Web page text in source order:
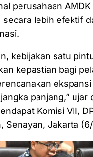
perusahaan
secara lebih efektif
kebijakan satu
kepastian bagi
panjang,” ujar
Komisi VII,
Senayan, Jakarta